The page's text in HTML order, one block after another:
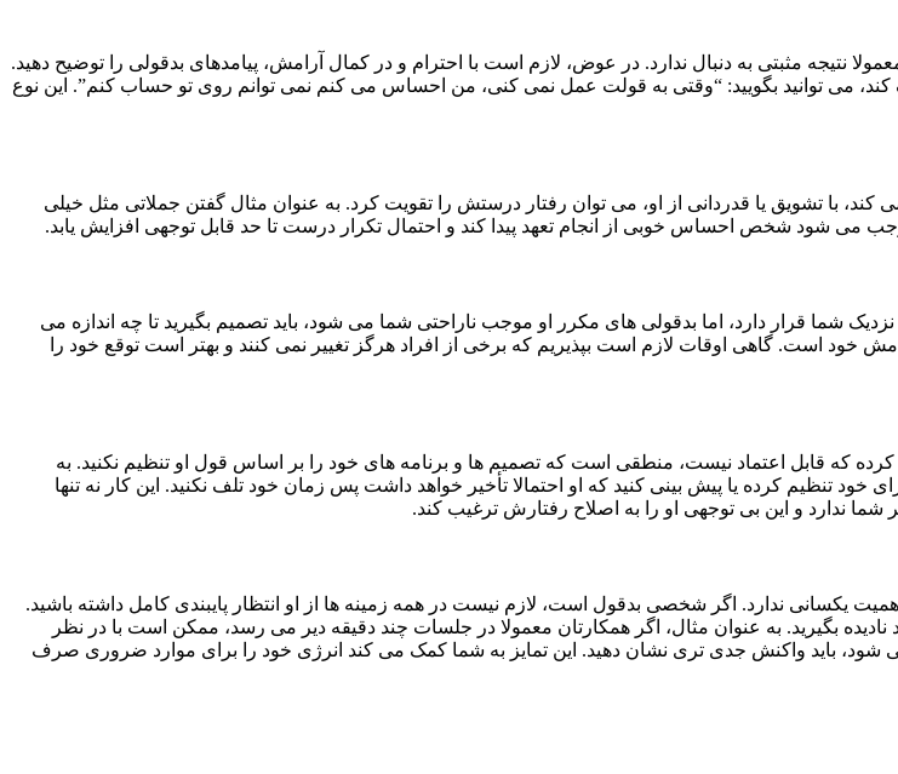
نتیجه مثبتی به دنبال ندارد. در عوض، لازم است با احترام و در کمال آرامش، پیامدهای بدقولی را توضیح دهید.
می توانید بگویید: “وقتی به قولت عمل نمی کنی، من احساس می کنم نمی توانم روی تو حساب کنم”. این نوع
با تشویق یا قدردانی از او، می توان رفتار درستش را تقویت کرد. به عنوان مثال گفتن جملاتی مثل خیلی
می شود شخص احساس خوبی از انجام تعهد پیدا کند و احتمال تکرار درست تا حد قابل توجهی افزایش یابد.
شما قرار دارد، اما بدقولی های مکرر او موجب ناراحتی شما می شود، باید تصمیم بگیرید تا چه اندازه می
خود است. گاهی اوقات لازم است بپذیریم که برخی از افراد هرگز تغییر نمی کنند و بهتر است توقع خود را
که قابل اعتماد نیست، منطقی است که تصمیم ها و برنامه های خود را بر اساس قول او تنظیم نکنید. به
تنظیم کرده یا پیش بینی کنید که او احتمالا تأخیر خواهد داشت پس زمان خود تلف نکنید. این کار نه تنها
و این بی توجهی او را به اصلاح رفتارش ترغیب کند.
یکسانی ندارد. اگر شخصی بدقول است، لازم نیست در همه زمینه ها از او انتظار پایبندی کامل داشته باشید.
بگیرید. به عنوان مثال، اگر همکارتان معمولا در جلسات چند دقیقه دیر می رسد، ممکن است با در نظر
شود، باید واکنش جدی تری نشان دهید. این تمایز به شما کمک می کند انرژی خود را برای موارد ضروری صرف